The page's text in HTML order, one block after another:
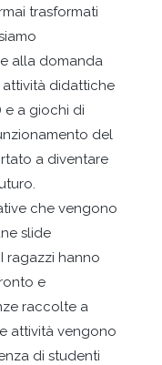
trasformati
alla domanda
attività didattiche
e a giochi di
del
a diventare
che vengono
slide
ragazzi hanno
e
raccolte a
attività vengono
di studenti